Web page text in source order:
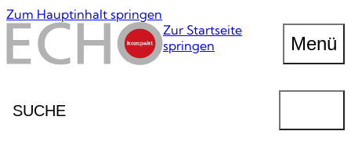
Zum Hauptinhalt springen
Zur Startseite
springen
Menü